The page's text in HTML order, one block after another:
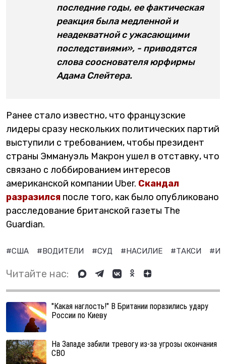
последние годы, ее фактическая
реакция была медленной и
неадекватной с ужасающими
последствиями», - приводятся
слова сооснователя юрфирмы
Адама Слейтера.
Ранее стало известно, что французские
лидеры сразу нескольких политических партий
выступили с требованием, чтобы президент
страны Эммануэль Макрон ушел в отставку, что
связано с лоббированием интересов
американской компании Uber. Скандал
разразился после того, как было опубликовано
расследование британской газеты The
Guardian.
#США #ВОДИТЕЛИ #СУД #НАСИЛИЕ #ТАКСИ
Читайте нас:
"Какая наглость!" В Британии поразились удару
России по Киеву
На Западе забили тревогу из-за угрозы окончания
СВО